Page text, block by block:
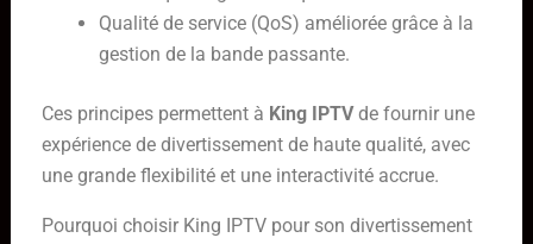
Qualité de service (QoS) améliorée grâce à la
gestion de la bande passante.
Ces principes permettent à King IPTVde fournir une
expérience de divertissement de haute qualité, avec
une grande flexibilité et une interactivité accrue.
Pourquoi choisir King IPTV pour son divertissement